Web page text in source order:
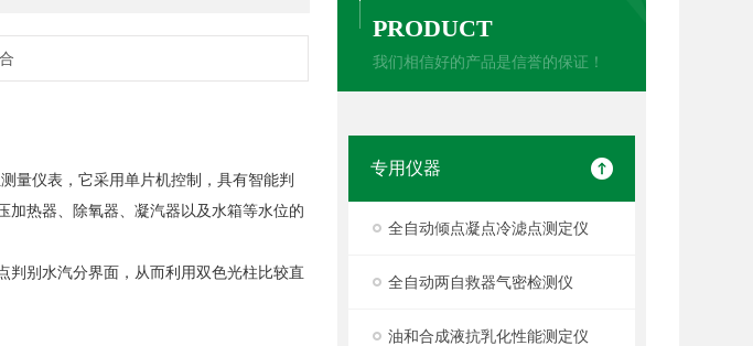
PRODUCT
我们相信好的产品是信誉的保证！
专用仪器
全自动倾点凝点冷滤点测定仪
全自动两自救器气密检测仪
油和合成液抗乳化性能测定仪
量仪表，它采用单片机控制，具有智能判
加热器、除氧器、凝汽器以及水箱等水位的
判别水汽分界面，从而利用双色光柱比较直